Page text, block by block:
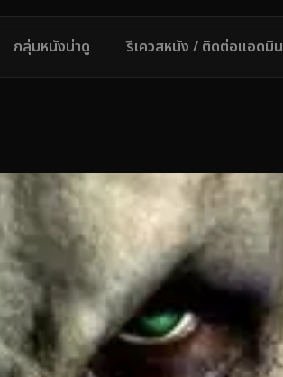
กลุ่มหนังน่าดู รีเควสหนัง / ติดต่อแอดมิน